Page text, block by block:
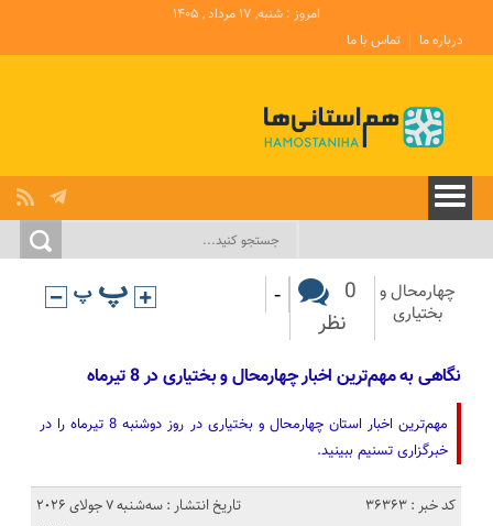
امروز : شنبه, ۱۷ مرداد , ۱۴۰۵
درباره ما
تماس با ما
چهارمحال و
بختیاری
0
نظر
-
نگاهی به مهم‌ترین اخبار چهارمحال و بختیاری در 8 تیرماه
مهم‌ترین اخبار استان چهارمحال و بختیاری در روز دوشنبه 8 تیرماه را در
خبرگزاری تسنیم ببینید.
کد خبر : 36363
تاریخ انتشار : سه‌شنبه 7 جولای 2026